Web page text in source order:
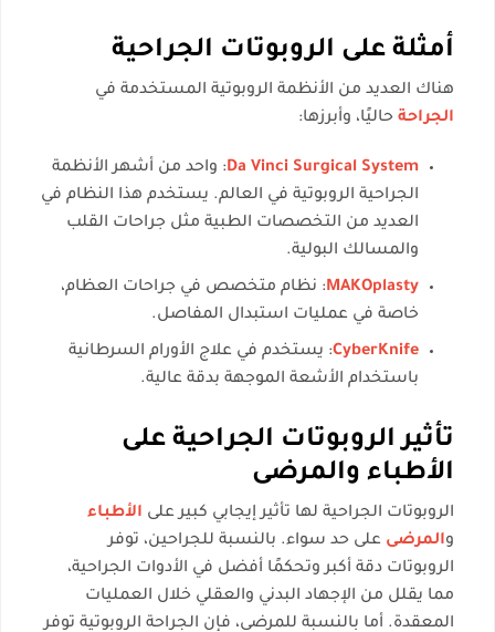
أمثلة على الروبوتات الجراحية
هناك العديد من الأنظمة الروبوتية المستخدمة في
الجراحة حاليًا، وأبرزها:
Da Vinci Surgical System: واحد من أشهر الأنظمة
الجراحية الروبوتية في العالم. يستخدم هذا النظام في
العديد من التخصصات الطبية مثل جراحات القلب
والمسالك البولية.
MAKOplasty: نظام متخصص في جراحات العظام،
خاصة في عمليات استبدال المفاصل.
CyberKnife: يستخدم في علاج الأورام السرطانية
باستخدام الأشعة الموجهة بدقة عالية.
تأثير الروبوتات الجراحية على
الأطباء والمرضى
الروبوتات الجراحية لها تأثير إيجابي كبير على الأطباء
والمرضى على حد سواء. بالنسبة للجراحين، توفر
الروبوتات دقة أكبر وتحكمًا أفضل في الأدوات الجراحية،
مما يقلل من الإجهاد البدني والعقلي خلال العمليات
المعقدة. أما بالنسبة للمرضى، فإن الجراحة الروبوتية توفر